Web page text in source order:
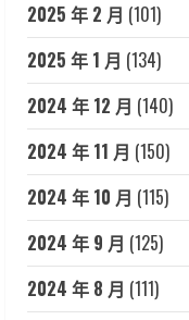
2025 年 2 月 (101)
2025 年 1 月 (134)
2024 年 12 月 (140)
2024 年 11 月 (150)
2024 年 10 月 (115)
2024 年 9 月 (125)
2024 年 8 月 (111)